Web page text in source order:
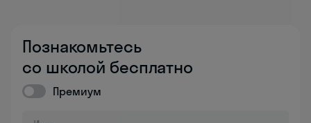
Познакомьтесь
со школой бесплатно
Премиум